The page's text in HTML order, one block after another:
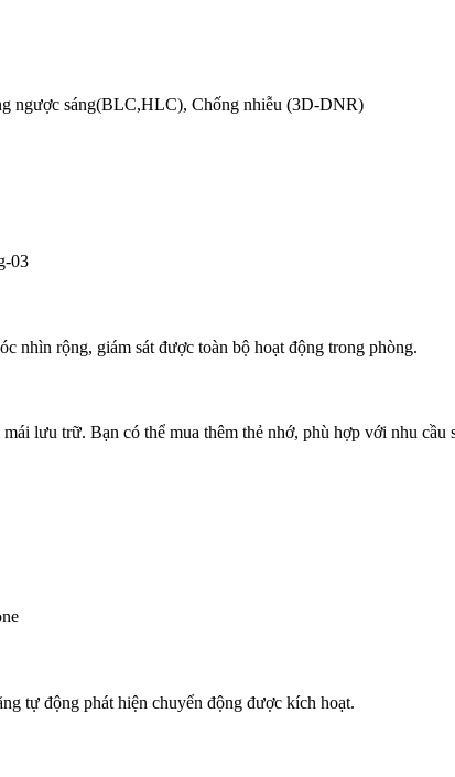
ngược sáng(BLC,HLC), Chống nhiễu (3D-DNR)
nhìn rộng, giám sát được toàn bộ hoạt động trong phòng.
lưu trữ. Bạn có thể mua thêm thẻ nhớ, phù hợp với nhu cầu
tự động phát hiện chuyển động được kích hoạt.